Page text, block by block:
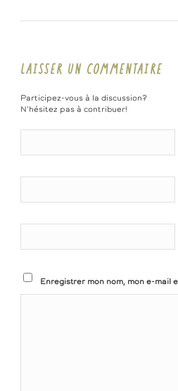
LAISSER UN COMMENTAIRE
Participez-vous à la discussion?
N'hésitez pas à contribuer!
Enregistrer mon nom, mon e-mail